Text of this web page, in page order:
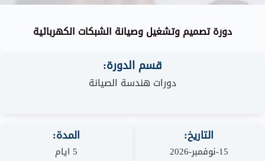
دورة تصميم وتشغيل وصيانة الشبكات الكهربائية
قسم الدورة:
دورات هندسة الصيانة
التاريخ:
15-نوفمبر-2026
المدة:
5 ايام